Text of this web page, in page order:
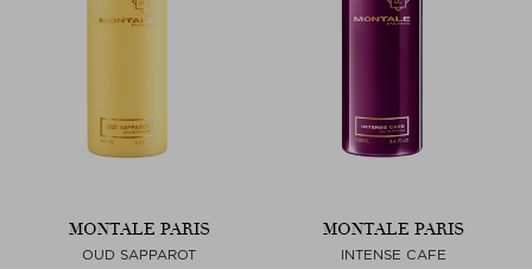
MONTALE PARIS
OUD SAPPAROT
MONTALE PARIS
INTENSE CAFE